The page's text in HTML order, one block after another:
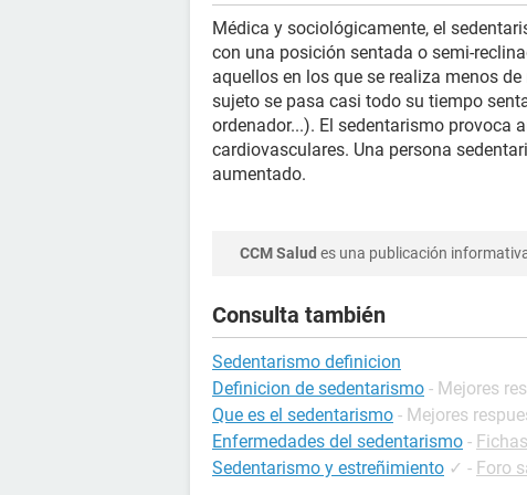
Médica y sociológicamente, el
con una posición sentada o semi-
aquellos en los que se realiza menos
sujeto se pasa casi todo su tiempo
ordenador...). El sedentarismo provoca
cardiovasculares. Una persona
aumentado.
CCM Salud es una publicación
Consulta también
Sedentarismo definicion
Definicion de sedentarismo - Mejores
Que es el sedentarismo - Mejores
Enfermedades del sedentarismo -
Sedentarismo y estreñimiento ✓ - Foro